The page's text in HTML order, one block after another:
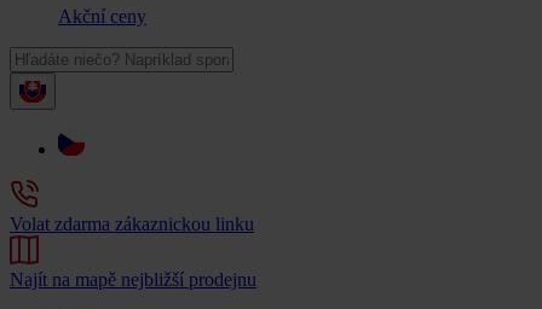
Akční ceny
Volat zdarma zákaznickou linku
Najít na mapě nejbližší prodejnu